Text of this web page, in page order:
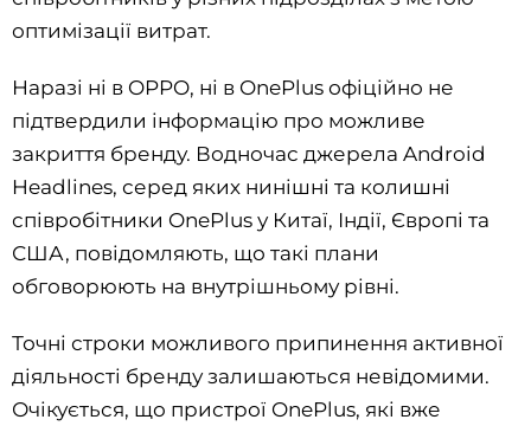
оптимізації витрат.
Наразі ні в OPPO, ні в OnePlus офіційно не
підтвердили інформацію про можливе
закриття бренду. Водночас джерела Android
Headlines, серед яких нинішні та колишні
співробітники OnePlus у Китаї, Індії, Європі та
США, повідомляють, що такі плани
обговорюють на внутрішньому рівні.
Точні строки можливого припинення активної
діяльності бренду залишаються невідомими.
Очікується, що пристрої OnePlus, які вже